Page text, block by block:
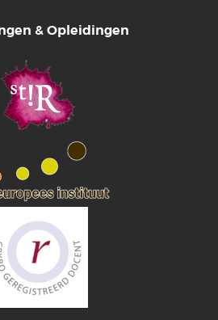
& Opleidingen